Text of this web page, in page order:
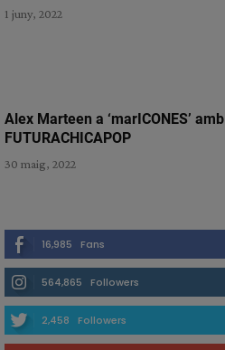
1 juny, 2022
Alex Marteen a ‘marICONES’ amb
FUTURACHICAPOP
30 maig, 2022
16,985 Fans
564,865 Followers
2,458 Followers